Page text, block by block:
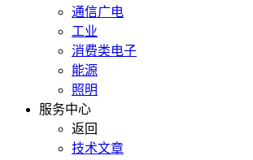
通信广电
工业
消费类电子
能源
照明
服务中心
返回
技术文章